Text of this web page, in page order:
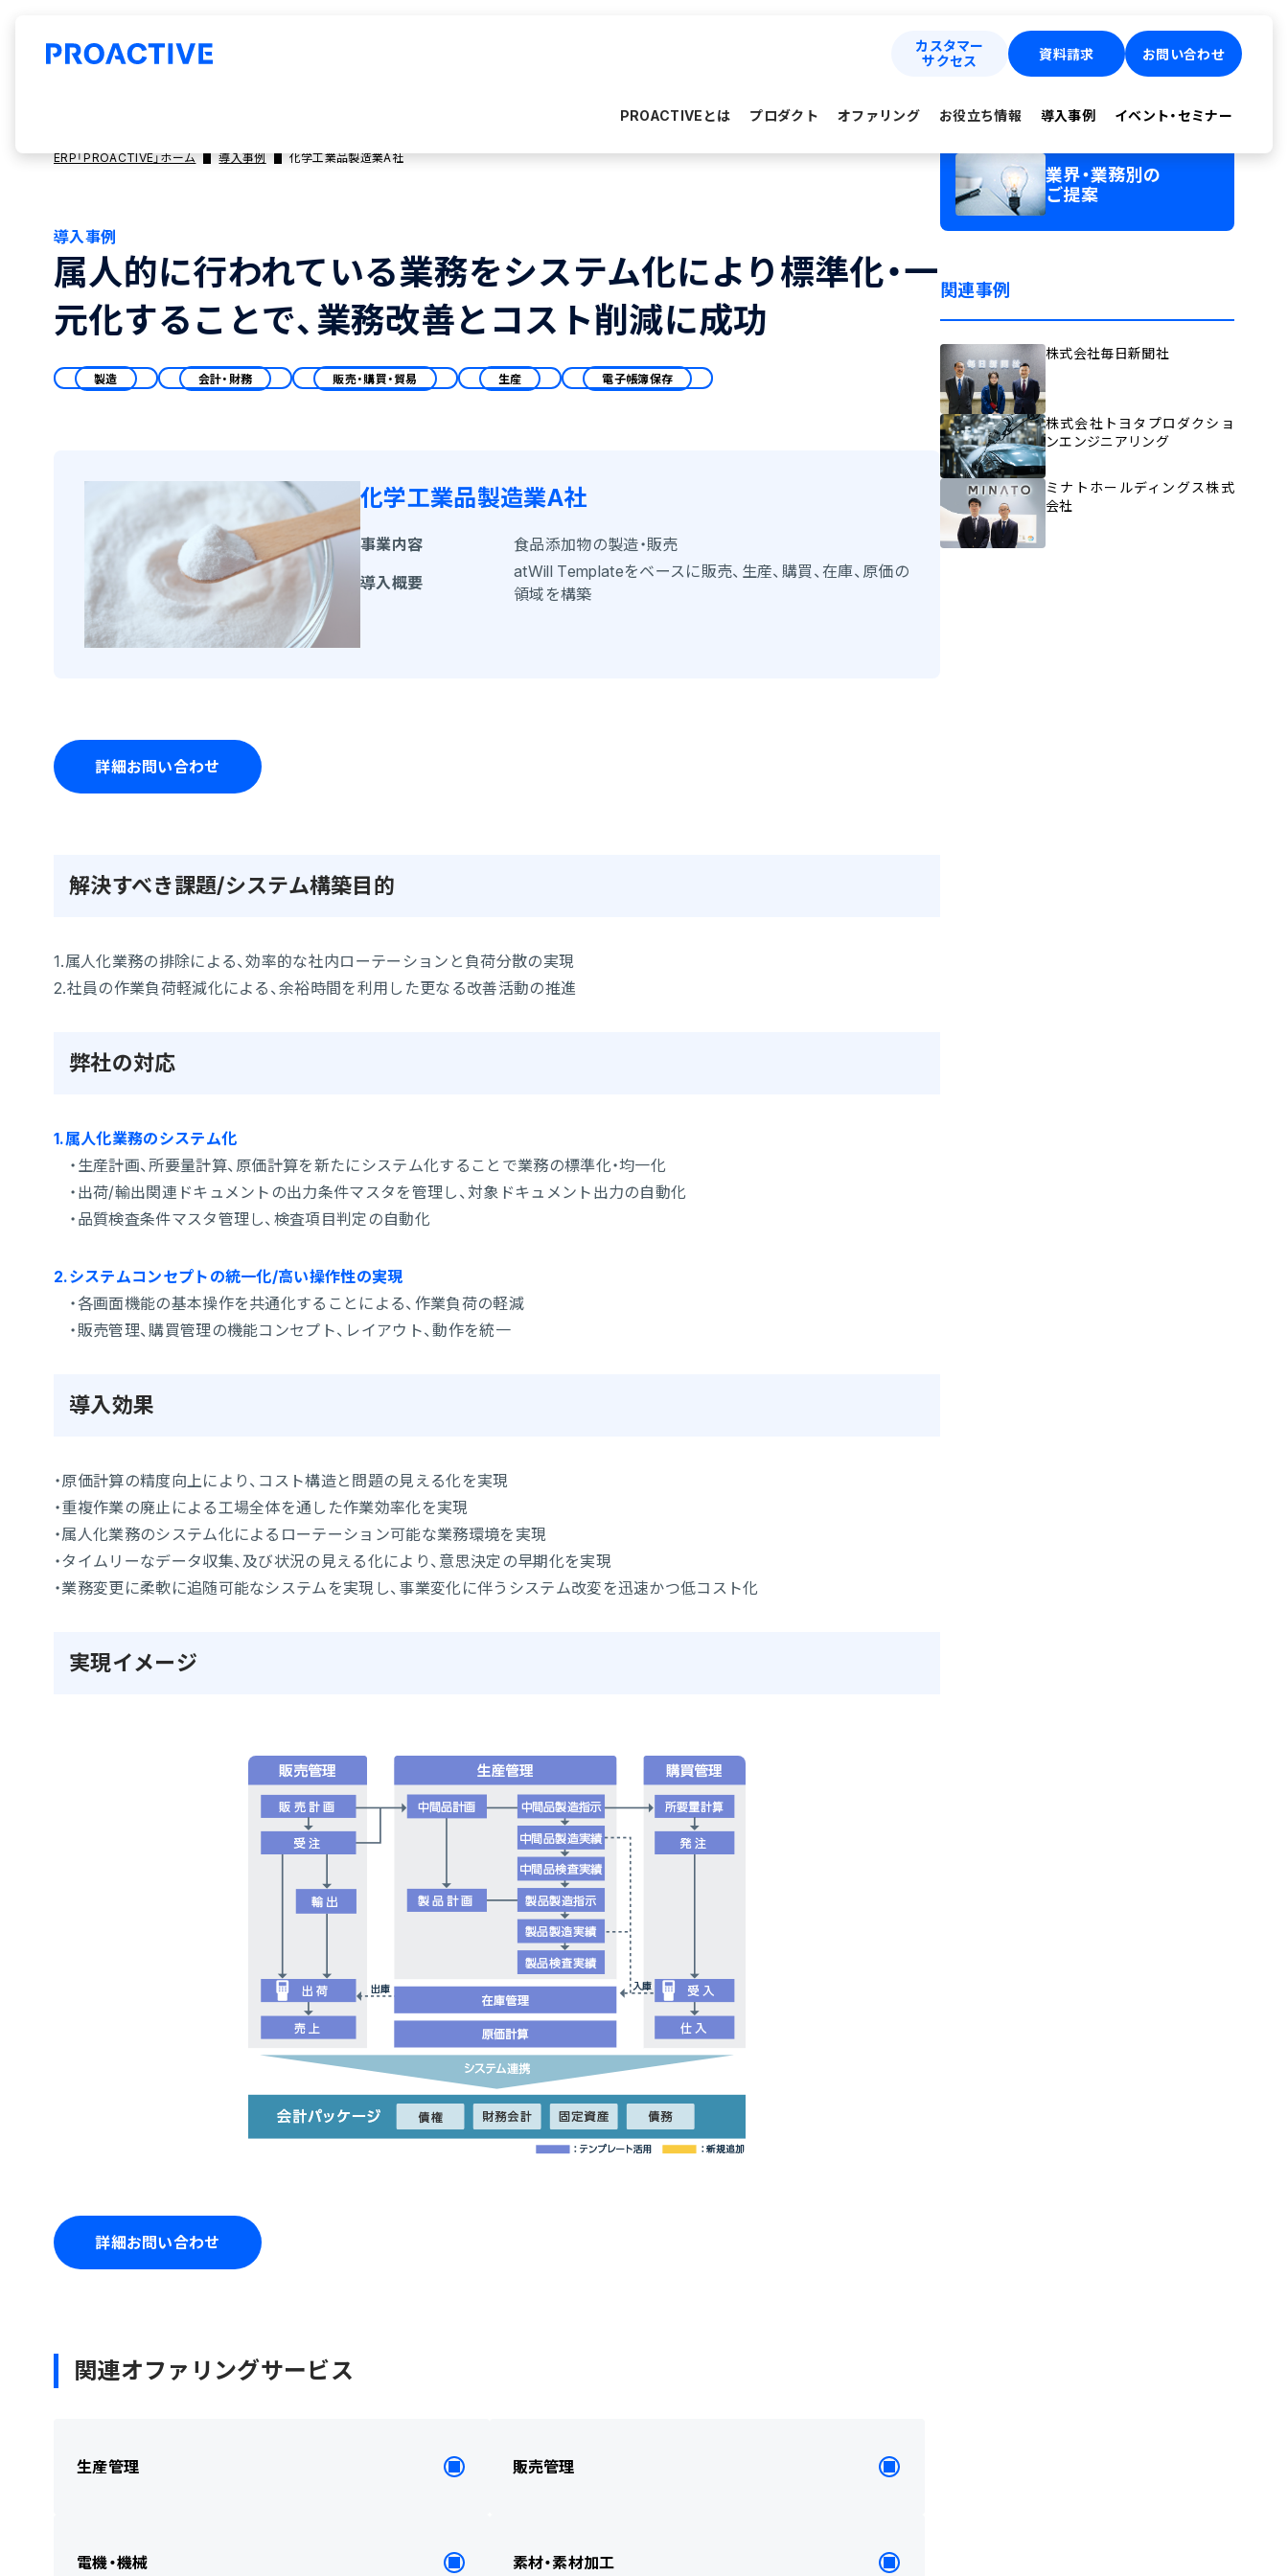
PROACTIVEとは プロダクト オファリング お役立ち情報 導入事例 イベント・セミナー
カスタマー
サクセス
資料請求 お問い合わせ
ERP「PROACTIVE」ホーム 導入事例 化学工業品製造業A社
導入事例
属人的に行われている業務をシステム化により標準化・一
元化することで、業務改善とコスト削減に成功
製造 会計・財務 販売・購買・貿易 生産 電子帳簿保存
化学工業品製造業A社
事業内容
食品添加物の製造・販売
導入概要
atWill Templateをベースに販売、生産、購買、在庫、原価の
領域を構築
詳細お問い合わせ
解決すべき課題/システム構築目的
1.属人化業務の排除による、効率的な社内ローテーションと負荷分散の実現
2.社員の作業負荷軽減化による、余裕時間を利用した更なる改善活動の推進
弊社の対応
1.属人化業務のシステム化
・生産計画、所要量計算、原価計算を新たにシステム化することで業務の標準化・均一化
・出荷/輸出関連ドキュメントの出力条件マスタを管理し、対象ドキュメント出力の自動化
・品質検査条件マスタ管理し、検査項目判定の自動化
2.システムコンセプトの統一化/高い操作性の実現
・各画面機能の基本操作を共通化することによる、作業負荷の軽減
・販売管理、購買管理の機能コンセプト、レイアウト、動作を統一
導入効果
・原価計算の精度向上により、コスト構造と問題の見える化を実現
・重複作業の廃止による工場全体を通した作業効率化を実現
・属人化業務のシステム化によるローテーション可能な業務環境を実現
・タイムリーなデータ収集、及び状況の見える化により、意思決定の早期化を実現
・業務変更に柔軟に追随可能なシステムを実現し、事業変化に伴うシステム改変を迅速かつ低コスト化
実現イメージ
詳細お問い合わせ
関連オファリングサービス
生産管理 販売管理
電機・機械 素材・素材加工
業界・業務別の
ご提案
関連事例
株式会社毎日新聞社
株式会社トヨタプロダクショ
ンエンジニアリング
ミナトホールディングス株式
会社